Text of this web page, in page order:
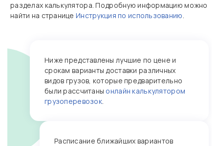
разделах калькулятора. Подробную информацию можно
найти на страницеИнструкция по использованию.
Ниже представлены лучшие по цене и
срокам варианты доставки различных
видов грузов, которые предварительно
были рассчитаны онлайн калькулятором
грузоперевозок.
Расписание ближайших вариантов